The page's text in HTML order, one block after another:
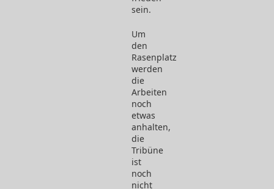
sein.
Um
den
Rasenplatz
werden
die
Arbeiten
noch
etwas
anhalten,
die
Tribüne
ist
noch
nicht